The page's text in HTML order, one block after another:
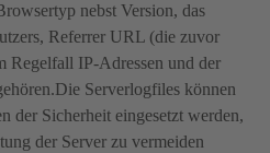
nebst Version, das
Referrer URL (die zuvor
Regelfall IP-Adressen und der
Serverlogfiles können
der Sicherheit eingesetzt werden,
der Server zu vermeiden